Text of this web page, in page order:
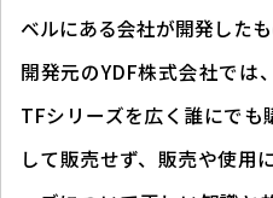
ベルにある会社が開発したも
開発元のYDF株式会社では
TFシリーズを広く誰にでも
して販売せず、販売や使用